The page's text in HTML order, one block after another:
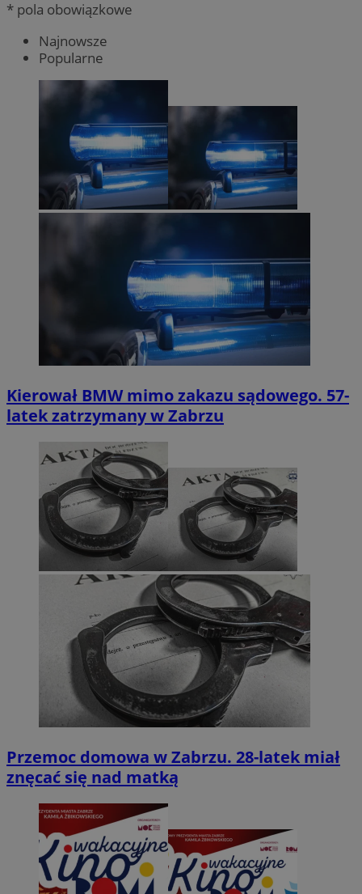
* pola obowiązkowe
Najnowsze
Popularne
Kierował BMW mimo zakazu sądowego. 57-
latek zatrzymany w Zabrzu
Przemoc domowa w Zabrzu. 28-latek miał
znęcać się nad matką